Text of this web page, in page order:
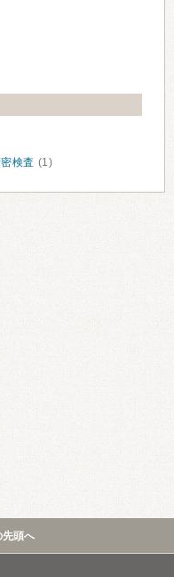
検査 (1)
先頭へ